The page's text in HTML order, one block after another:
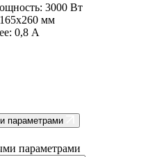
3000 Вт
мм
0,8 А
параметрами
параметрами